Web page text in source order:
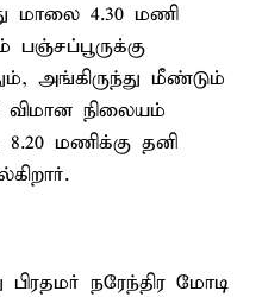
மாலை 4.30 மணி
அங்கிருந்து மீண்டும்
விமான நிலையம்
8.20 மணிக்கு தனி
பிரதமர் நரேந்திர மோடி